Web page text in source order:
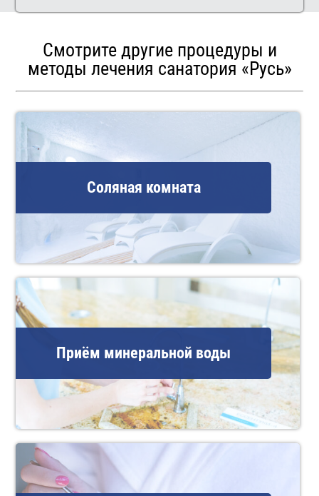
Смотрите другие процедуры и
методы лечения санатория «Русь»
Соляная комната
Приём минеральной воды